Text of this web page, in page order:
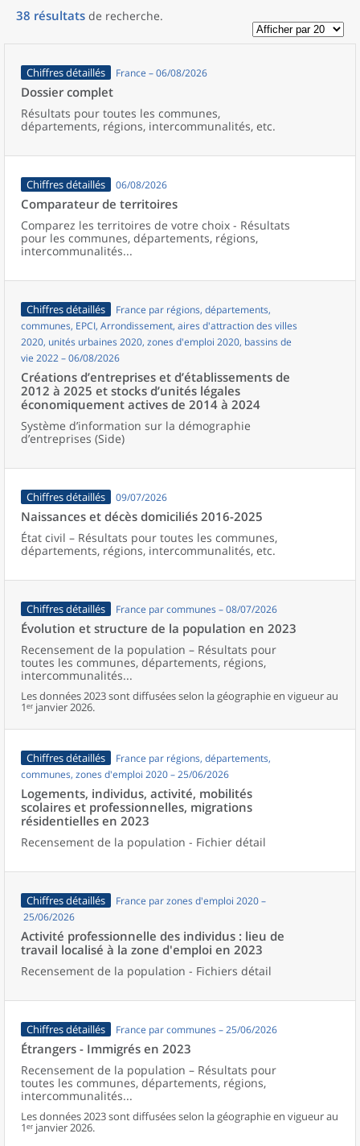
38 résultats de recherche.
Chiffres détaillés France – 06/08/2026
Dossier complet
Résultats pour toutes les communes,
départements, régions, intercommunalités, etc.
Chiffres détaillés 06/08/2026
Comparateur de territoires
Comparez les territoires de votre choix - Résultats
pour les communes, départements, régions,
intercommunalités...
Chiffres détaillés
France par régions, départements,
communes, EPCI, Arrondissement, aires d'attraction des villes
2020, unités urbaines 2020, zones d'emploi 2020, bassins de
vie 2022 – 06/08/2026
Créations d’entreprises et d’établissements de
2012 à 2025 et stocks d’unités légales
économiquement actives de 2014 à 2024
Système d’information sur la démographie
d’entreprises (Side)
Chiffres détaillés 09/07/2026
Naissances et décès domiciliés 2016-2025
État civil – Résultats pour toutes les communes,
départements, régions, intercommunalités, etc.
Chiffres détaillés France par communes – 08/07/2026
Évolution et structure de la population en 2023
Recensement de la population – Résultats pour
toutes les communes, départements, régions,
intercommunalités...
Les données 2023 sont diffusées selon la géographie en vigueur au
1ᵉʳ janvier 2026.
Chiffres détaillés
France par régions, départements,
communes, zones d'emploi 2020 – 25/06/2026
Logements, individus, activité, mobilités
scolaires et professionnelles, migrations
résidentielles en 2023
Recensement de la population - Fichier détail
Chiffres détaillés
France par zones d'emploi 2020 –
25/06/2026
Activité professionnelle des individus : lieu de
travail localisé à la zone d'emploi en 2023
Recensement de la population - Fichiers détail
Chiffres détaillés France par communes – 25/06/2026
Étrangers - Immigrés en 2023
Recensement de la population – Résultats pour
toutes les communes, départements, régions,
intercommunalités...
Les données 2023 sont diffusées selon la géographie en vigueur au
1ᵉʳ janvier 2026.